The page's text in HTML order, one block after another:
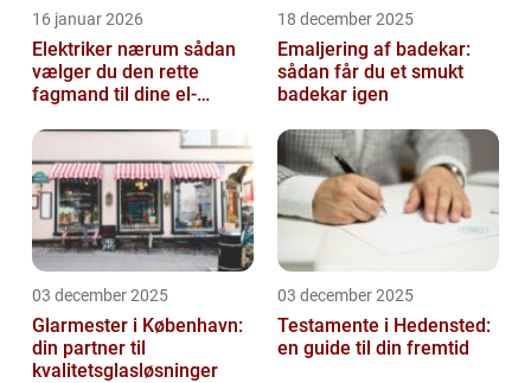
16 januar 2026
Elektriker nærum sådan
vælger du den rette
fagmand til dine el-
18 december 2025
Emaljering af badekar:
sådan får du et smukt
badekar igen
03 december 2025
Glarmester i København:
din partner til
kvalitetsglasløsninger
03 december 2025
Testamente i Hedensted:
en guide til din fremtid